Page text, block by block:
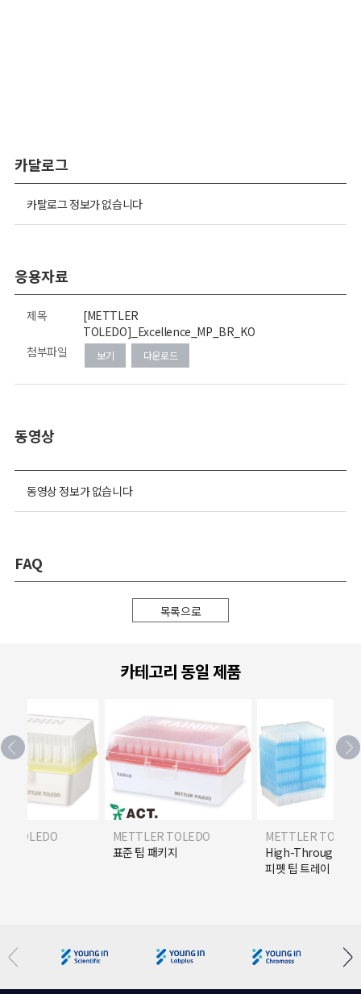
카달로그
카탈로그 정보가 없습니다
응용자료
제목
[METTLER
TOLEDO]_Excellence_MP_BR_KO
첨부파일
보기 다운로드
동영상
동영상 정보가 없습니다
FAQ
목록으로
카테고리 동일 제품
TOLEDO
METTLER TOLEDO
표준 팁 패키지
METTLER
High-Throughput
피펫 팁 트레이